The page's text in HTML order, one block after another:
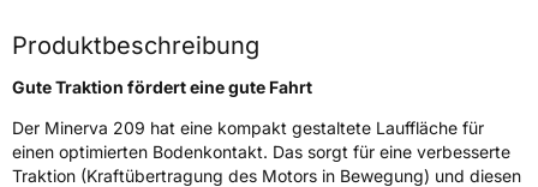
Weitere Eigenschaften
Schlauchtyp TL
ZustandNeureifen
Produktbeschreibung
Gute Traktion fördert eine gute Fahrt
Der Minerva 209 hat eine kompakt gestaltete Lauffläche für
einen optimierten Bodenkontakt. Das sorgt für eine verbesserte
Traktion (Kraftübertragung des Motors in Bewegung) und diesen